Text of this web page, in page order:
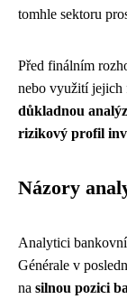
tomhle sektoru
Před finálním
nebo využití jejich
důkladnou
rizikový profil
Názory
Analytici
Générale v
na silnou pozici